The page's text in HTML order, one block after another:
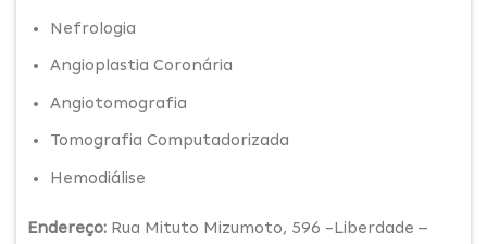
Nefrologia
Angioplastia Coronária
Angiotomografia
Tomografia Computadorizada
Hemodiálise
Endereço: Rua Mituto Mizumoto, 596 -Liberdade –